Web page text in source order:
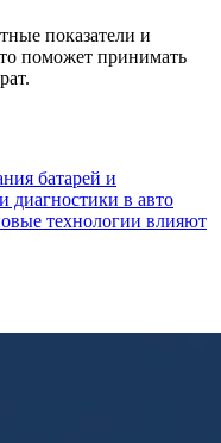
показатели и
поможет принимать
батарей и
диагностики в авто
технологии влияют